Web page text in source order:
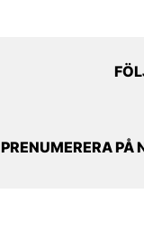
PRENUMERERA PÅ